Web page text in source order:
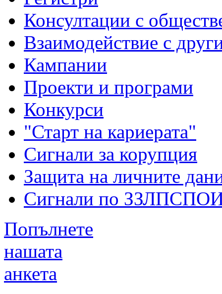
Консултации с
Взаимодействие с
Кампании
Проекти и програми
Конкурси
"Старт на кариерата"
Сигнали за корупция
Защита на личните
Сигнали по
Попълнете
нашата
анкета